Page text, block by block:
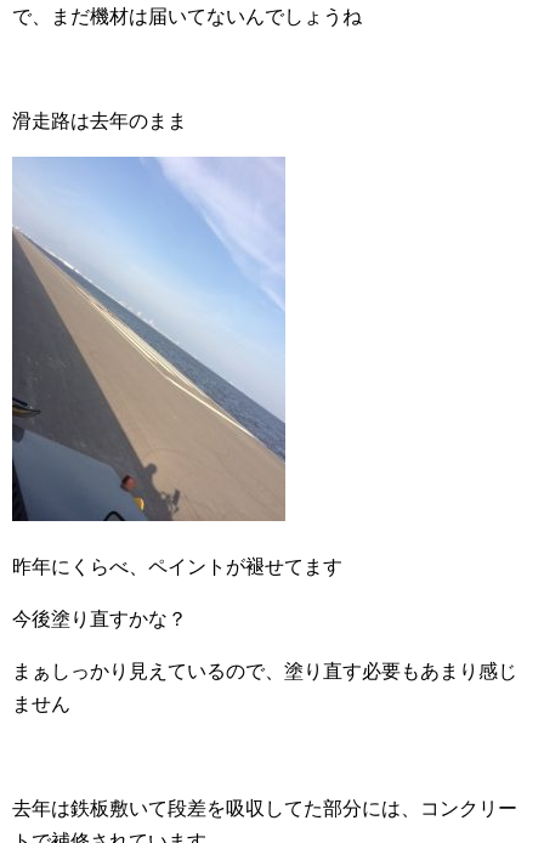
で、まだ機材は届いてないんでしょうね
滑走路は去年のまま
昨年にくらべ、ペイントが褪せてます
今後塗り直すかな？
まぁしっかり見えているので、塗り直す必要もあまり感じ
ません
去年は鉄板敷いて段差を吸収してた部分には、コンクリー